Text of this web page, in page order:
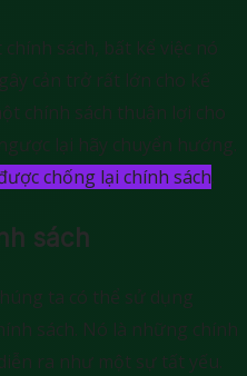
sách, bất kể việc nó
cản trở rất lớn cho kế
chính sách thuận lợi cho
lại hãy chuyển hướng.
chống lại chính sách.
sách
ta có thể sử dụng
sách. Nó là những chính
ra như một sự tất yếu.